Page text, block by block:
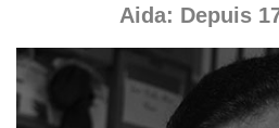
Aida: Depuis